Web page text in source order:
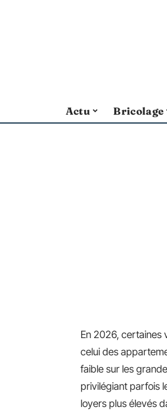
Actu Bricolage
En 2026, certaines
celui des
faible sur les
privilégiant parfois
loyers plus élevés